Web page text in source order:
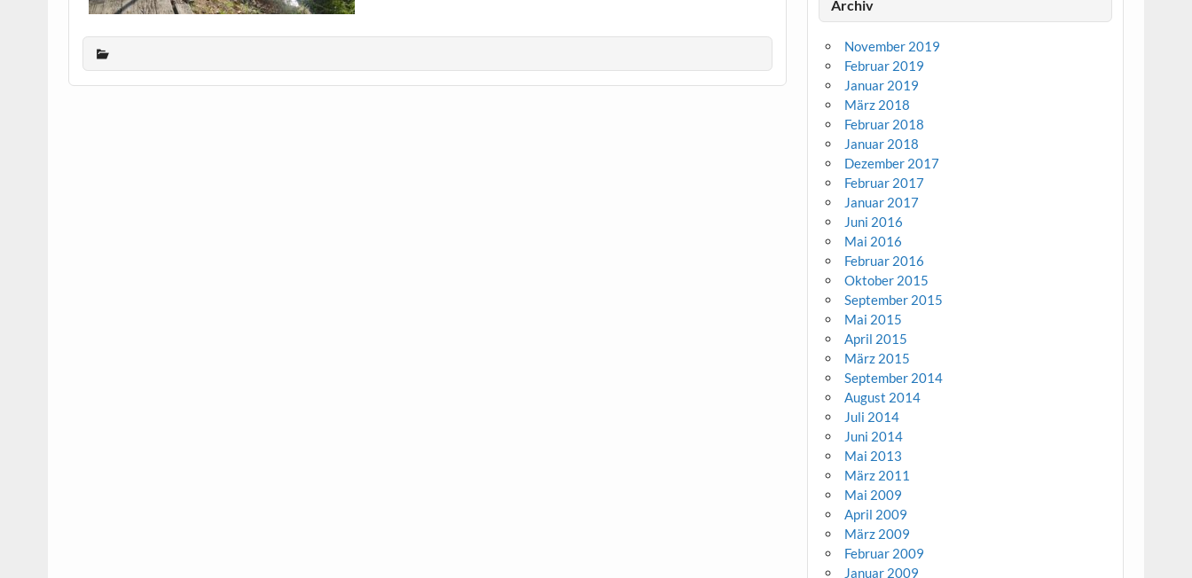
Archiv
November 2019
Februar 2019
Januar 2019
März 2018
Februar 2018
Januar 2018
Dezember 2017
Februar 2017
Januar 2017
Juni 2016
Mai 2016
Februar 2016
Oktober 2015
September 2015
Mai 2015
April 2015
März 2015
September 2014
August 2014
Juli 2014
Juni 2014
Mai 2013
März 2011
Mai 2009
April 2009
März 2009
Februar 2009
Januar 2009